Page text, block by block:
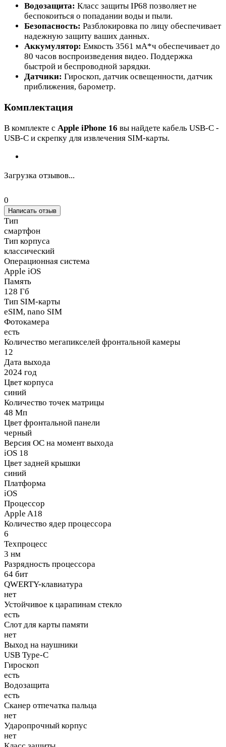
Водозащита: Класс защиты IP68 позволяет не
беспокоиться о попадании воды и пыли.
Безопасность: Разблокировка по лицу обеспечивает
надежную защиту ваших данных.
Аккумулятор: Емкость 3561 мА*ч обеспечивает до
80 часов воспроизведения видео. Поддержка
быстрой и беспроводной зарядки.
Датчики: Гироскоп, датчик освещенности, датчик
приближения, барометр.
Комплектация
В комплекте с Apple iPhone 16 вы найдете кабель USB-C -
USB-C и скрепку для извлечения SIM-карты.
Загрузка отзывов...
0
Написать отзыв
Тип
смартфон
Тип корпуса
классический
Операционная система
Apple iOS
Память
128 Гб
Тип SIM-карты
eSIM, nano SIM
Фотокамера
есть
Количество мегапикселей фронтальной камеры
12
Дата выхода
2024 год
Цвет корпуса
синий
Количество точек матрицы
48 Мп
Цвет фронтальной панели
черный
Версия ОС на момент выхода
iOS 18
Цвет задней крышки
синий
Платформа
iOS
Процессор
Apple A18
Количество ядер процессора
6
Техпроцесс
3 нм
Разрядность процессора
64 бит
QWERTY-клавиатура
нет
Устойчивое к царапинам стекло
есть
Слот для карты памяти
нет
Выход на наушники
USB Type-C
Гироскоп
есть
Водозащита
есть
Сканер отпечатка пальца
нет
Ударопрочный корпус
нет